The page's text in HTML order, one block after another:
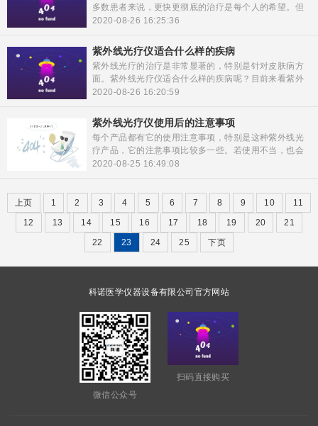
多数患者来说，更快更彻底的治疗是每个人的希望。但
也并不是每个人都适合紫外线光疗产品，特别是308准分
线光治疗虽然取得了临床上的认可，但是患者在家治疗
的时候还是要特别注意，在使用的时候严格使用操作规
范，以免造成其他的事故。
2020-08-26 16:25:36
紫外线光疗仪适合什么样的疾病
紫外线光疗的治疗是非常显著的，特别是针对皮肤病方
面。紫外线光疗仪适合什么样的疾病呢？目前来看紫外
线对于白癜风、银屑病都有很好的治疗效果。但是如果
量、时间。紫外线光疗仪只有选择最适合自己的产品，
在治疗的时候才能更好的治愈。
2020-08-26 16:20:59
紫外线光疗仪使用后的注意事项
每个产品都有它的使用注意事项，特别是这种紫外线光
疗产品，它的注意事项比较多一些。若使用不当，也会
对自身皮肤有所损害。所以我们在使用前一定要仔细阅
2020-08-25 16:49:08
上页 1 2 3 4 5 6 7 8 9 10
11
12
13 14 15 16 17 18 19 20
21
22
23 24 25 下页
科诺医学仪器设备有限公司官方网站
微信公众号
扫码直接购买